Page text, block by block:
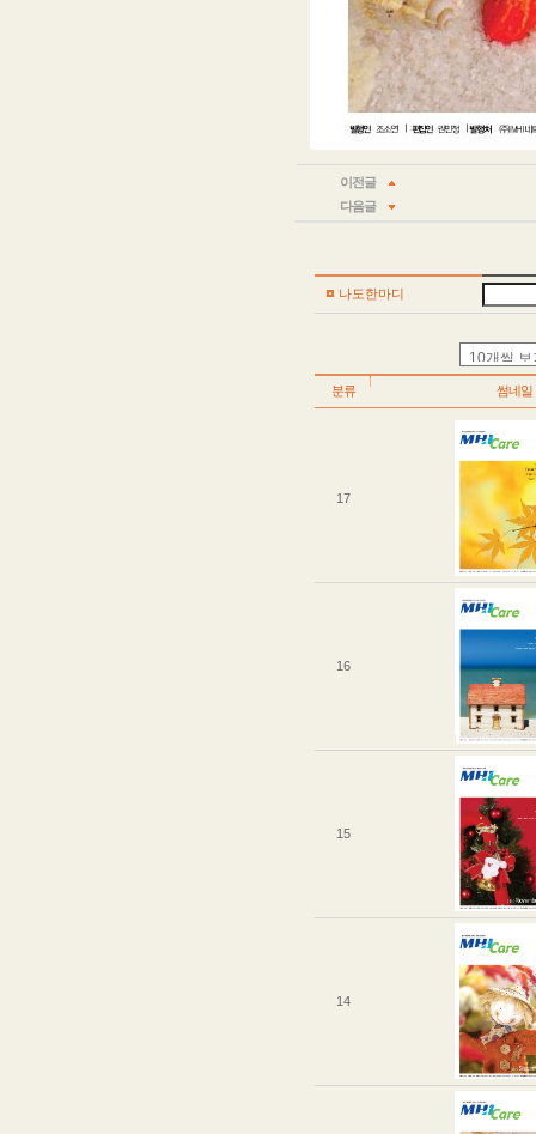
이전글
다음글
나도한마디
분류 썸네일
17
16
15
14